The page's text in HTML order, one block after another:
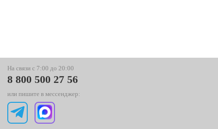
На связи с 7:00 до 20:00
8 800 500 27 56
или пишите в мессенджер: